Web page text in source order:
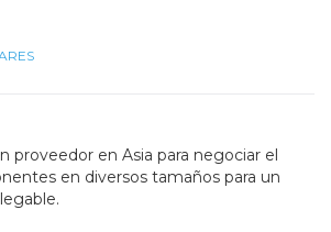
proveedor en Asia para negociar el
en diversos tamaños para un